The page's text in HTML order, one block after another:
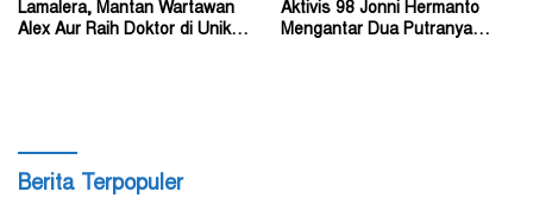
Lamalera, Mantan Wartawan
Alex Aur Raih Doktor di Unika
Aktivis 98 Jonni Hermanto
Mengantar Dua Putranya
Berita Terpopuler